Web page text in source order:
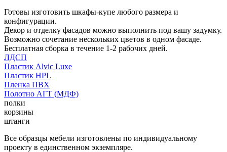
Готовы изготовить шкафы-купе любого размера и
конфигурации.
Декор и отделку фасадов можно выполнить под вашу задумку.
Возможно сочетание нескольких цветов в одном фасаде.
Бесплатная сборка в течение 1-2 рабочих дней.
ЛДСП
Пластик Alvic Luxe
Пластик HPL
Пленка ПВХ
Полотно АГТ (МДФ)
полки
корзины
штанги
Все образцы мебели изготовлены по индивидуальному
проекту в единственном экземпляре.